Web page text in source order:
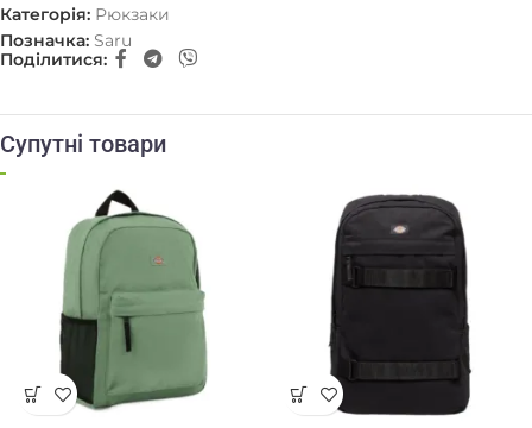
Категорія: Рюкзаки
Позначка: Saru
Поділитися:
Супутні товари